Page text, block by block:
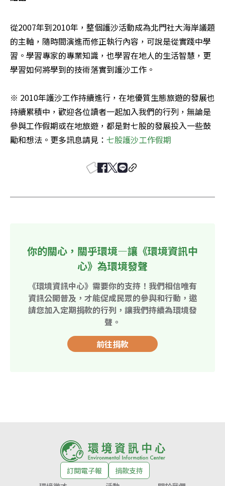
從2007年到2010年，整個護沙活動成為北門社大海岸議題
的主軸，隨時間演進而修正執行內容，可說是從實踐中學
習。學習專家的專業知識，也學習在地人的生活智慧，更
學習如何將學到的技術落實到護沙工作。
※ 2010年護沙工作持續進行，在地優質生態旅遊的發展也
持續累積中，歡迎各位讀者一起加入我們的行列，無論是
參與工作假期或在地旅遊，都是對七股的發展投入一些鼓
勵和想法。更多訊息請見： 七股護沙工作假期
你的關心，關乎環境—讓《環境資訊中
心》為環境發聲
《環境資訊中心》需要你的支持！我們相信唯有
資訊公開普及，才能促成民眾的參與和行動，邀
請您加入定期捐款的行列，讓我們持續為環境發
聲。
前往捐款
訂閱電子報
捐款支持